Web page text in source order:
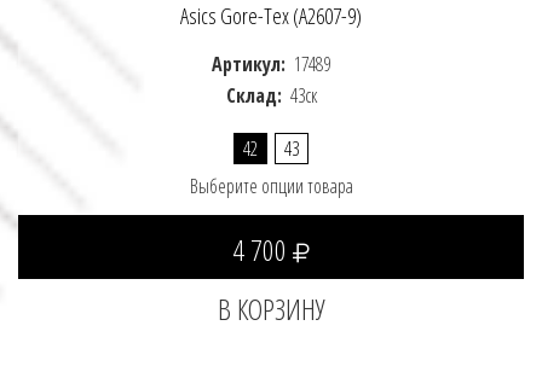
Asics Gore-Tex (A2607-9)
Артикул: 17489
Склад: 43ск
42
43
Выберите опции товара
4 700